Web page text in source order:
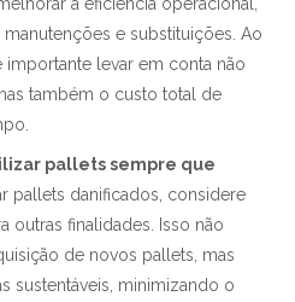
e substituições. Ao
importante levar em conta não
também o custo total de
pallets sempre que
pallets danificados, considere
outras finalidades. Isso não
de novos pallets, mas
sustentáveis, minimizando o